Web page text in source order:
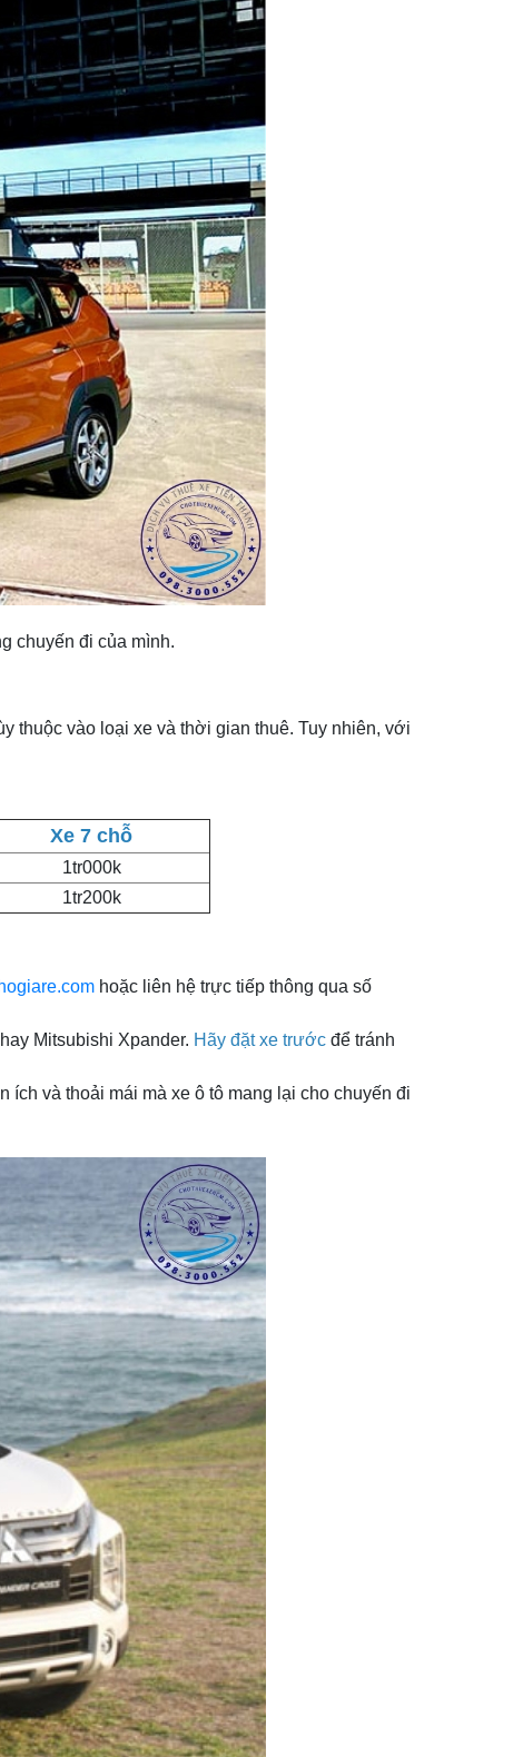
chuyến đi của mình.
thuộc vào loại xe và thời gian thuê. Tuy nhiên, với
Xe 7 chỗ
1tr000k
1tr200k
hoặc liên hệ trực tiếp thông qua số
Mitsubishi Xpander. Hãy đặt xe trước để tránh
và thoải mái mà xe ô tô mang lại cho chuyến đi